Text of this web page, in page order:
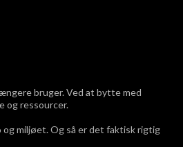
bruger. Ved at bytte med
og ressourcer.
miljøet. Og så er det faktisk rigtig